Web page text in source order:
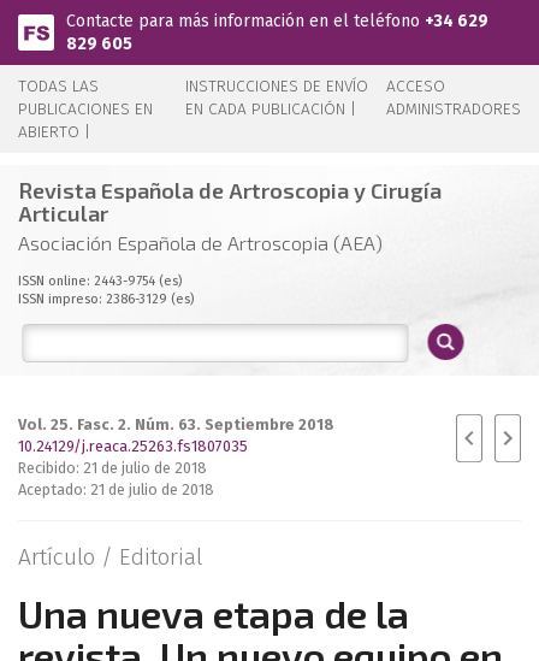
Pasar al contenido principal
Contacte para más información en el teléfono +34 629
829 605
TODAS LAS
PUBLICACIONES EN
ABIERTO |
INSTRUCCIONES DE ENVÍO
EN CADA PUBLICACIÓN |
ACCESO
ADMINISTRADORES
Revista Española de Artroscopia y Cirugía
Articular
Asociación Española de Artroscopia (AEA)
ISSN online: 2443-9754 (es)
ISSN impreso: 2386-3129 (es)
Vol. 25. Fasc. 2. Núm. 63. Septiembre 2018
10.24129/j.reaca.25263.fs1807035
Recibido: 21 de julio de 2018
Aceptado: 21 de julio de 2018
Artículo / Editorial
Una nueva etapa de la